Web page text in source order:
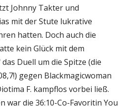
Johnny Takter und
mit der Stute lukrative
hatten. Doch auch die
kein Glück mit dem
Duell um die Spitze (die
gegen Blackmagicwoman
F. kampflos vorbei ließ.
war die 36:10-Co-Favoritin You